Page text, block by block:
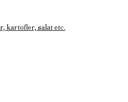
kartofler, salat etc.